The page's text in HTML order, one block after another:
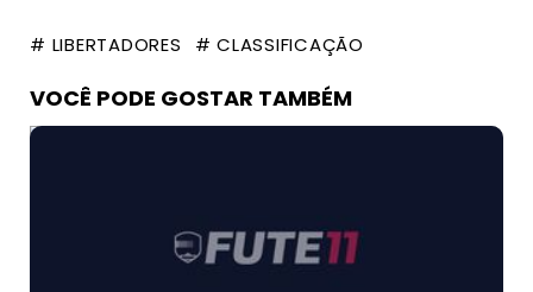
# LIBERTADORES # CLASSIFICAÇÃO
VOCÊ PODE GOSTAR TAMBÉM